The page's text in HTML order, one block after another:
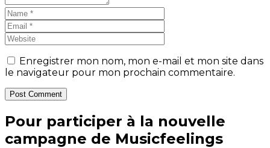
Enregistrer mon nom, mon e-mail et mon site dans
le navigateur pour mon prochain commentaire.
Post Comment
Pour participer à la nouvelle
campagne de Musicfeelings